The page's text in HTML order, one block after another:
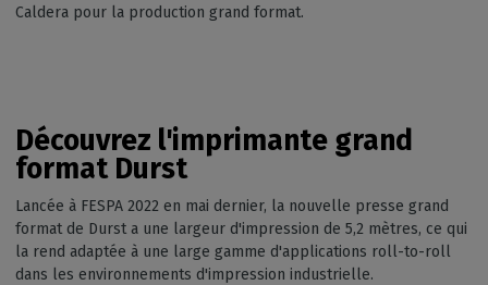
Caldera pour la production grand format.
Découvrez l'imprimante grand
format Durst
Lancée à FESPA 2022 en mai dernier, la nouvelle presse grand
format de Durst a une largeur d'impression de 5,2 mètres, ce qui
la rend adaptée à une large gamme d'applications roll-to-roll
dans les environnements d'impression industrielle.